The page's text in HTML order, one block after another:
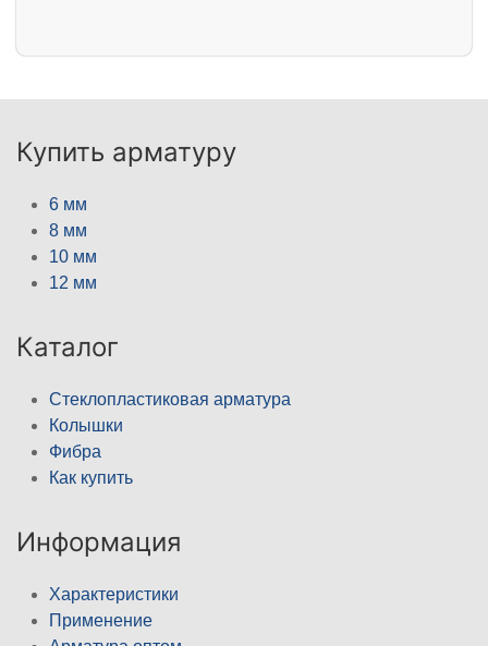
Купить арматуру
6 мм
8 мм
10 мм
12 мм
Каталог
Стеклопластиковая арматура
Колышки
Фибра
Как купить
Информация
Характеристики
Применение